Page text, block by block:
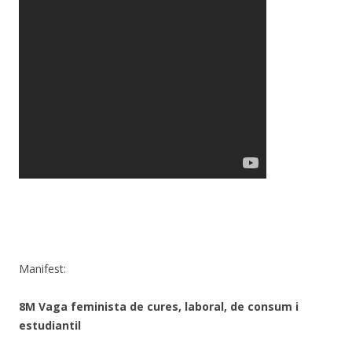
Manifest:
8M Vaga feminista de cures, laboral, de consum i
estudiantil